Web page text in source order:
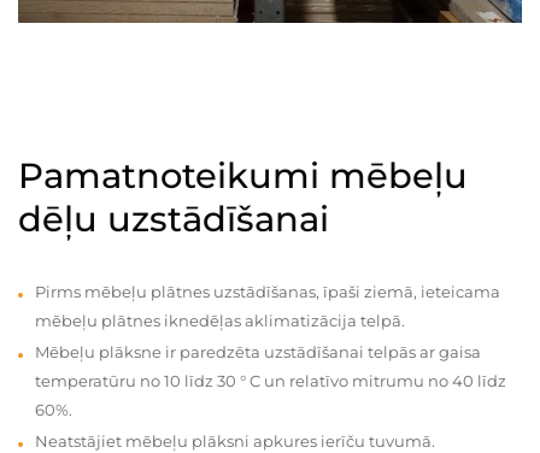
Pamatnoteikumi mēbeļu
dēļu uzstādīšanai
Pirms mēbeļu plātnes uzstādīšanas, īpaši ziemā, ieteicama
mēbeļu plātnes iknedēļas aklimatizācija telpā.
Mēbeļu plāksne ir paredzēta uzstādīšanai telpās ar gaisa
temperatūru no 10 līdz 30 ° C un relatīvo mitrumu no 40 līdz
60%.
Neatstājiet mēbeļu plāksni apkures ierīču tuvumā.